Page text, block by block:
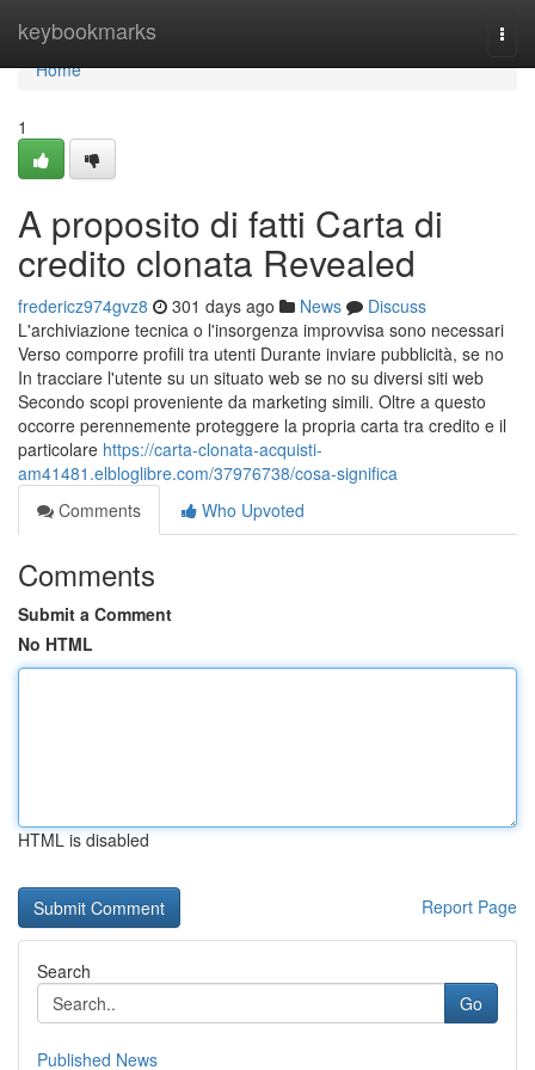
keybookmarks
Home
Home
1
A proposito di fatti Carta di
credito clonata Revealed
fredericz974gvz8 301 days ago News
Discuss
L'archiviazione tecnica o l'insorgenza improvvisa sono necessari
Verso comporre profili tra utenti Durante inviare pubblicità, se no
In tracciare l'utente su un situato web se no su diversi siti web
Secondo scopi proveniente da marketing simili. Oltre a questo
occorre perennemente proteggere la propria carta tra credito e il
particolare https://carta-clonata-acquisti-
am41481.elbloglibre.com/37976738/cosa-significa
Comments
Who Upvoted
Comments
Submit a Comment
No HTML
HTML is disabled
Report Page
Search
Go
Published News